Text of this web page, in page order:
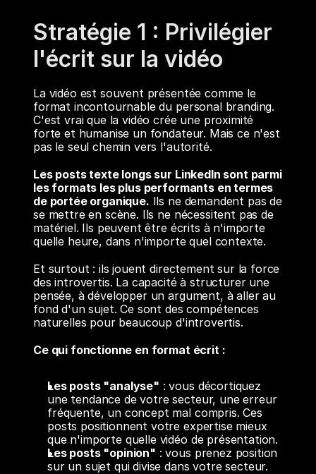
Stratégie 1 : Privilégier
l'écrit sur la vidéo
La vidéo est souvent présentée comme le
format incontournable du personal branding.
C'est vrai que la vidéo crée une proximité
forte et humanise un fondateur. Mais ce n'est
pas le seul chemin vers l'autorité.
Les posts texte longs sur LinkedIn sont parmi
les formats les plus performants en termes
de portée organique. Ils ne demandent pas de
se mettre en scène. Ils ne nécessitent pas de
matériel. Ils peuvent être écrits à n'importe
quelle heure, dans n'importe quel contexte.
Et surtout : ils jouent directement sur la force
des introvertis. La capacité à structurer une
pensée, à développer un argument, à aller au
fond d'un sujet. Ce sont des compétences
naturelles pour beaucoup d'introvertis.
Ce qui fonctionne en format écrit :
Les posts "analyse" : vous décortiquez
une tendance de votre secteur, une erreur
fréquente, un concept mal compris. Ces
posts positionnent votre expertise mieux
que n'importe quelle vidéo de présentation.
Les posts "opinion" : vous prenez position
sur un sujet qui divise dans votre secteur.